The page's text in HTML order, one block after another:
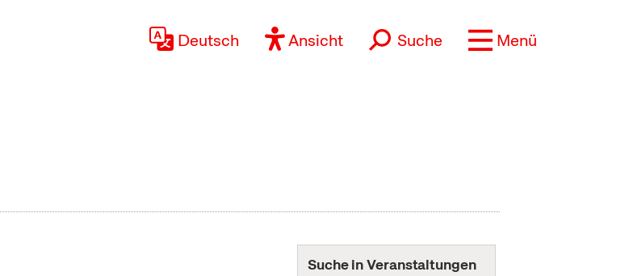
Deutsch Ansicht Suche Menü
Suche in Veranstaltungen